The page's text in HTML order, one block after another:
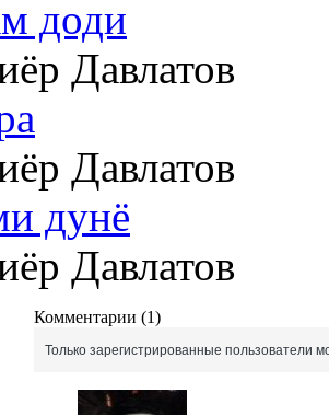
доди
Давлатов
Давлатов
дунё
Давлатов
Комментарии (1)
Только зарегистрированные пользователи